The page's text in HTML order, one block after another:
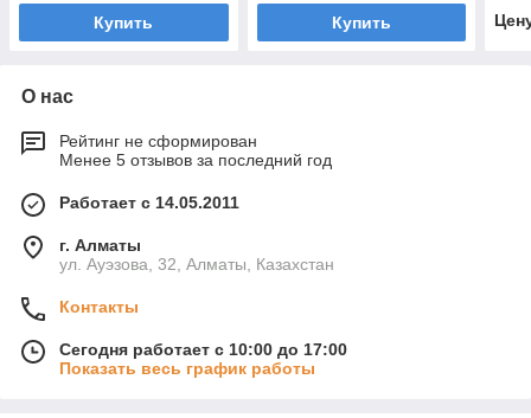
Купить Купить
О нас
Рейтинг не сформирован
Менее 5 отзывов за последний год
Работает с 14.05.2011
г. Алматы
ул. Ауэзова, 32, Алматы, Казахстан
Контакты
Сегодня работает с 10:00 до 17:00
Показать весь график работы